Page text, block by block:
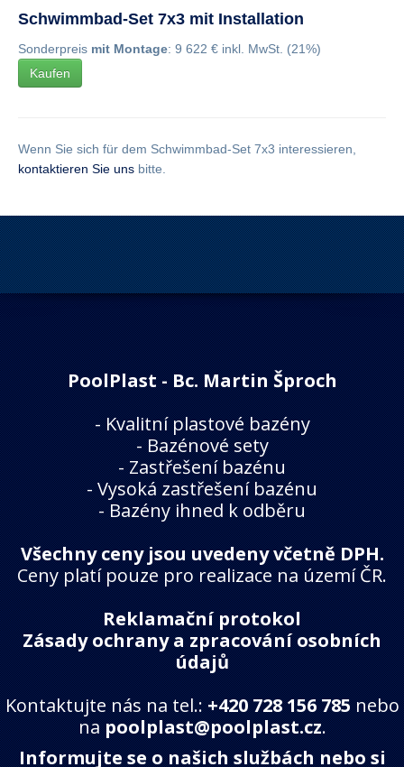
Schwimmbad-Set 7x3 mit Installation
Sonderpreis mit Montage: 9 622 € inkl. MwSt. (21%)
Kaufen
Wenn Sie sich für dem Schwimmbad-Set 7x3 interessieren,
kontaktieren Sie uns bitte.
PoolPlast - Bc. Martin Šproch
-Kvalitní plastové bazény
-Bazénové sety
-Zastřešení bazénu
-Vysoká zastřešení bazénu
-Bazény ihned k odběru
Všechny ceny jsou uvedeny včetně DPH.
Ceny platí pouze pro realizace na území ČR.
Reklamační protokol
Zásady ochrany a zpracování osobních
údajů
Kontaktujte nás na tel.:+420 728 156 785nebo
napoolplast@poolplast.cz.
Informujte se o našich službách nebo si